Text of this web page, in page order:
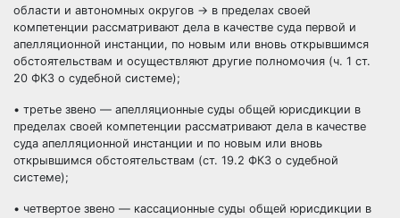
области и автономных округов → в пределах своей
компетенции рассматривают дела в качестве суда первой и
апелляционной инстанции, по новым или вновь открывшимся
обстоятельствам и осуществляют другие полномочия (ч. 1 ст.
20 ФКЗ о судебной системе);
• третье звено — апелляционные суды общей юрисдикции в
пределах своей компетенции рассматривают дела в качестве
суда апелляционной инстанции и по новым или вновь
открывшимся обстоятельствам (ст. 19.2 ФКЗ о судебной
системе);
• четвертое звено — кассационные суды общей юрисдикции в